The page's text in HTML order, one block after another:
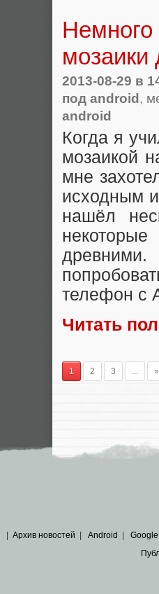
Немного
мозаики
2013-08-29 в
под android,
android
Когда я
мозаикой
мне
исходным
нашёл
телефон с
Читать
1 2 3 ... »
| Архив новостей | Android | Google